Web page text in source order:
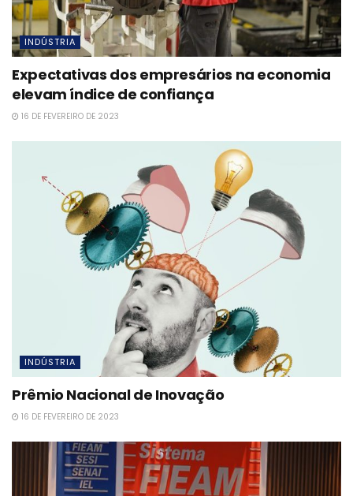
INDÚSTRIA
Expectativas dos empresários na economia
elevam índice de confiança
16 DE FEVEREIRO DE 2023
INDÚSTRIA
Prêmio Nacional de Inovação
16 DE FEVEREIRO DE 2023